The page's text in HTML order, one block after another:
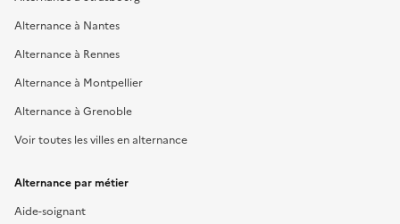
Alternance à Nantes
Alternance à Rennes
Alternance à Montpellier
Alternance à Grenoble
Voir toutes les villes en alternance
Alternance par métier
Aide-soignant